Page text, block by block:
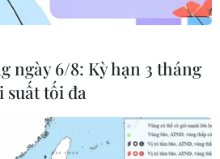
tái khẳng định cam kết lộ
vào năm 2030 và cam kết
khí thải trên lộ trình đến
các hành động khác nhau
hành, trong đó có các
ngày 6/8: Kỳ hạn 3 tháng
suất tối đa